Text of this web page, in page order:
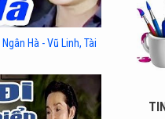
Hà - Vũ Linh, Tài